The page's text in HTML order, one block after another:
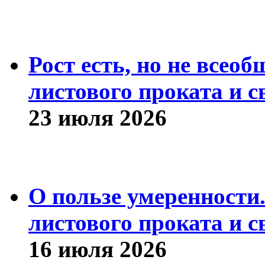
Рост есть, но не
листового проката и
23 июля 2026
О пользе
листового проката и
16 июля 2026